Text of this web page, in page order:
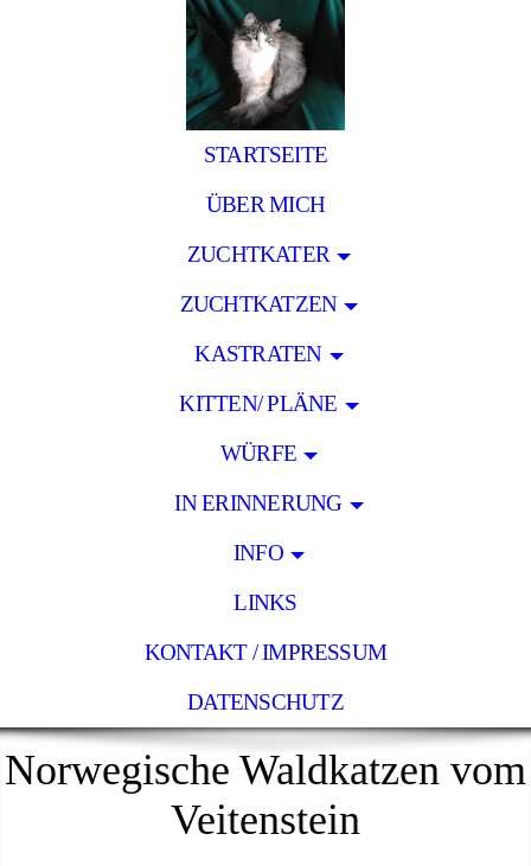
STARTSEITE
ÜBER MICH
ZUCHTKATER
ZUCHTKATZEN
KASTRATEN
KITTEN/ PLÄNE
WÜRFE
IN ERINNERUNG
INFO
LINKS
KONTAKT / IMPRESSUM
DATENSCHUTZ
Norwegische Waldkatzen vom
Veitenstein